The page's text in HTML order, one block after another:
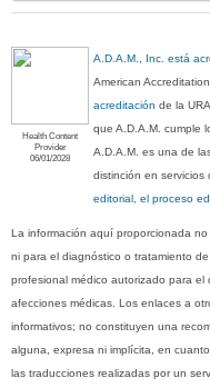
Health Content
Provider
06/01/2028
A.D.A.M., Inc. está
American
acreditación de la
que A.D.A.M. cumple
A.D.A.M. es una de
distinción en
editorial, el proceso
La información aquí proporcionada
ni para el diagnóstico o tratamiento
profesional médico autorizado para
afecciones médicas. Los enlaces a
informativos; no constituyen una
alguna, expresa ni implícita, en
las traducciones realizadas por un